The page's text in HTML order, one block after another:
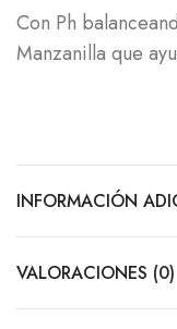
Con Ph
Manzanilla que
INFORMACIÓN
VALORACIONES (0)